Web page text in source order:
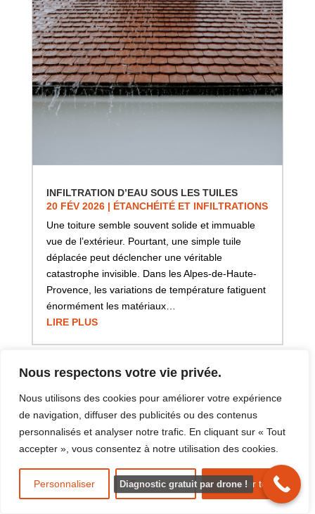
Nous respectons votre vie privée.
Nous utilisons des cookies pour améliorer votre expérience
de navigation, diffuser des publicités ou des contenus
personnalisés et analyser notre trafic. En cliquant sur « Tout
accepter », vous consentez à notre utilisation des cookies.
Personnaliser Tout rejeter Accepter tout
INFILTRATION D’EAU SOUS LES TUILES
20 FÉV 2026| ÉTANCHÉITÉ ET INFILTRATIONS
Une toiture semble souvent solide et immuable
vue de l’extérieur. Pourtant, une simple tuile
déplacée peut déclencher une véritable
catastrophe invisible. Dans les Alpes-de-Haute-
Provence, les variations de température fatiguent
énormément les matériaux…
LIRE PLUS
Diagnostic gratuit par drone !